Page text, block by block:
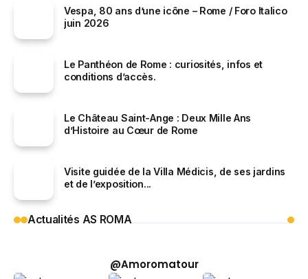
Vespa, 80 ans d’une icône – Rome / Foro Italico
juin 2026
Le Panthéon de Rome : curiosités, infos et
conditions d’accès.
Le Château Saint-Ange : Deux Mille Ans
d’Histoire au Cœur de Rome
Visite guidée de la Villa Médicis, de ses jardins
et de l’exposition...
Actualités AS ROMA
@Amoromatour